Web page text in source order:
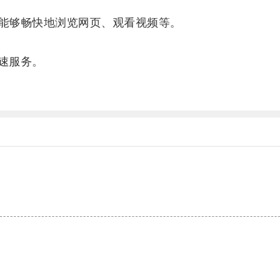
畅快地浏览网页、观看视频等。
务。